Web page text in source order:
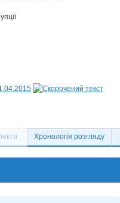
Хронологія розгляду